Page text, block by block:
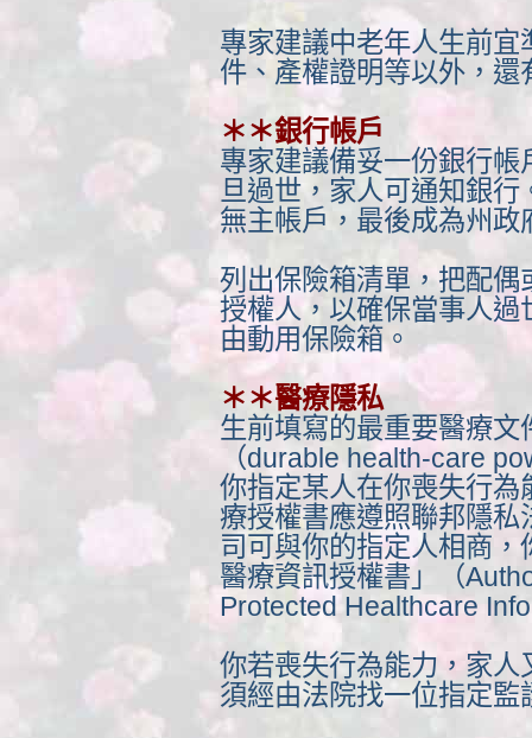
專家建議中老年人生前
件、產權證明等以外，還
＊＊銀行帳戶
專家建議備妥一份銀行
旦過世，家人可通知銀
無主帳戶，最後成為州政
列出保險箱清單，把配
授權人，以確保當事人
由動用保險箱。
＊＊醫療隱私
生前填寫的最重要醫療
（durable health-care
你指定某人在你喪失行
療授權書應遵照聯邦隱
司可與你的指定人相商
醫療資訊授權書」（
Protected Healthcare
你若喪失行為能力，家
須經由法院找一位指定監